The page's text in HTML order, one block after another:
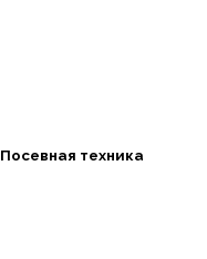
Посевная техника